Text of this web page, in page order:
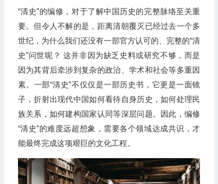
“清史”的编修，对于了解中国历史的完整脉络至关重
要。但令人不解的是，距离清朝覆灭已经过去一个多
世纪，为什么我们还没有一部官方认可的、完整的“清
史”问世呢？ 这并非因为缺乏史料或研究不够，而是
因为其背后牵涉到复杂的政治、学术和社会等多重因
素。一部“清史”不仅仅是一部历史书，它更是一面镜
子，折射出现代中国如何看待自身历史，如何处理民
族关系，如何建构国家认同等深层问题。因此，编修
“清史”的难度远超想象，需要各个领域达成共识，才
能最终完成这项艰巨的文化工程。